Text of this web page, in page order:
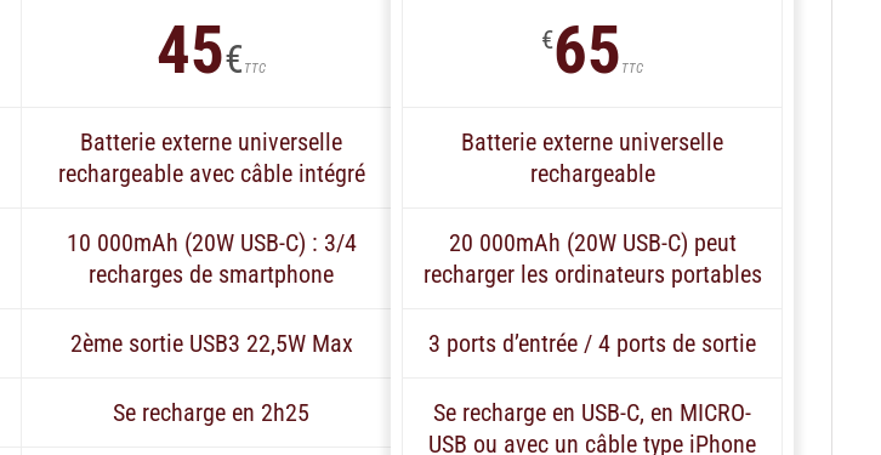
45€ TTC
Batterie externe universelle
rechargeable avec câble intégré
10 000mAh (20W USB-C) : 3/4
recharges de smartphone
2ème sortie USB3 22,5W Max
Se recharge en 2h25
€65 TTC
Batterie externe universelle
rechargeable
20 000mAh (20W USB-C) peut
recharger les ordinateurs portables
3 ports d’entrée / 4 ports de sortie
Se recharge en USB-C, en MICRO-
USB ou avec un câble type iPhone